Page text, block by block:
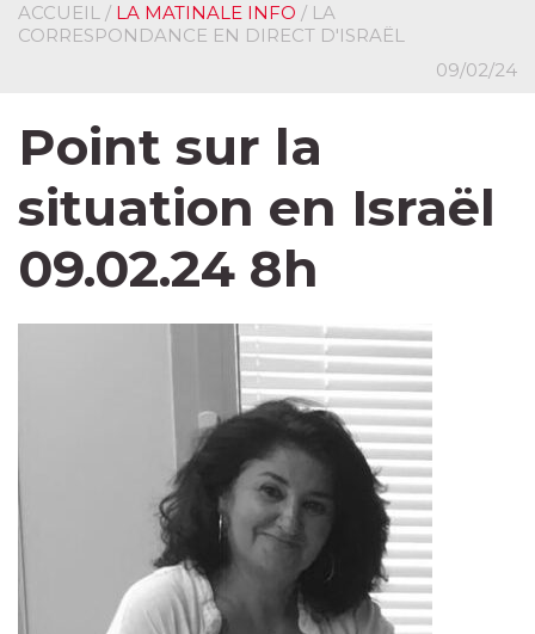
ACCUEIL / LA MATINALE INFO / LA
CORRESPONDANCE EN DIRECT D'ISRAËL
09/02/24
Point sur la
situation en Israël
09.02.24 8h